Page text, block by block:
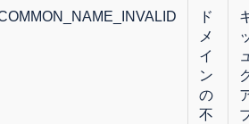
ド
メ
イ
ン
の
不